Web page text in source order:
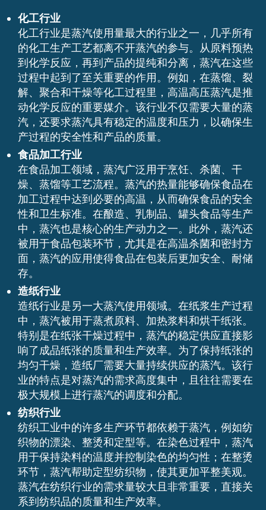
化工行业
化工行业是蒸汽使用量最大的行业之一，几乎所有
的化工生产工艺都离不开蒸汽的参与。从原料预热
到化学反应，再到产品的提纯和分离，蒸汽在这些
过程中起到了至关重要的作用。例如，在蒸馏、裂
解、聚合和干燥等化工过程里，高温高压蒸汽是推
动化学反应的重要媒介。该行业不仅需要大量的蒸
汽，还要求蒸汽具有稳定的温度和压力，以确保生
产过程的安全性和产品的质量。
食品加工行业
在食品加工领域，蒸汽广泛用于烹饪、杀菌、干
燥、蒸馏等工艺流程。蒸汽的热量能够确保食品在
加工过程中达到必要的高温，从而确保食品的安全
性和卫生标准。在酿造、乳制品、罐头食品等生产
中，蒸汽也是核心的生产动力之一。此外，蒸汽还
被用于食品包装环节，尤其是在高温杀菌和密封方
面，蒸汽的应用使得食品在包装后更加安全、耐储
存。
造纸行业
造纸行业是另一大蒸汽使用领域。在纸浆生产过程
中，蒸汽被用于蒸煮原料、加热浆料和烘干纸张。
特别是在纸张干燥过程中，蒸汽的稳定供应直接影
响了成品纸张的质量和生产效率。为了保持纸张的
均匀干燥，造纸厂需要大量持续供应的蒸汽。该行
业的特点是对蒸汽的需求高度集中，且往往需要在
极大规模上进行蒸汽的调度和分配。
纺织行业
纺织工业中的许多生产环节都依赖于蒸汽，例如纺
织物的漂染、整烫和定型等。在染色过程中，蒸汽
用于保持染料的温度并控制染色的均匀性；在整烫
环节，蒸汽帮助定型纺织物，使其更加平整美观。
蒸汽在纺织行业的需求量较大且非常重要，直接关
系到纺织品的质量和生产效率。